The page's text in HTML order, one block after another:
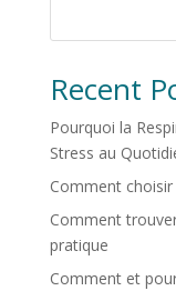
Recent
Pourquoi la
Stress au
Comment
Comment
pratique
Comment et